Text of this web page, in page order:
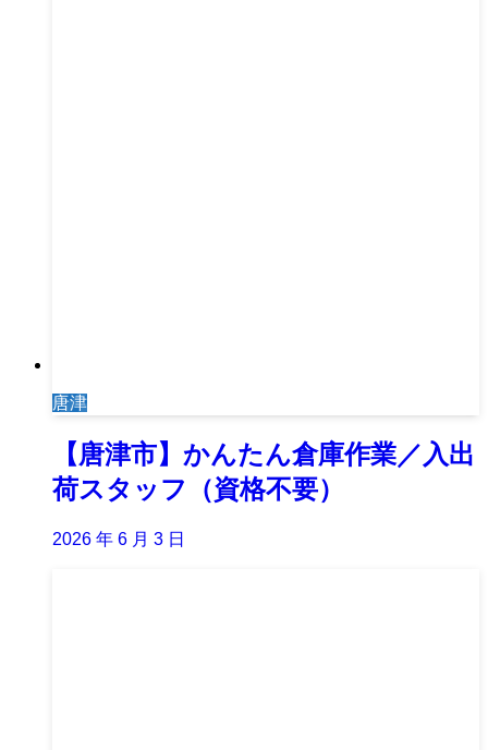
唐津
【唐津市】かんたん倉庫作業／入出
荷スタッフ（資格不要）
2026 年 6 月 3 日